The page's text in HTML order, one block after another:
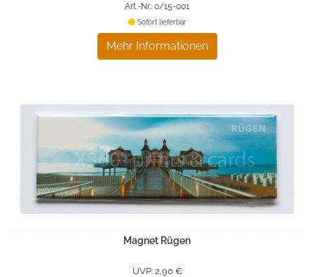
Art.-Nr.: 0/15-001
Mehr Informationen
Sofort lieferbar
Magnet Rügen
UVP: 2,90 €